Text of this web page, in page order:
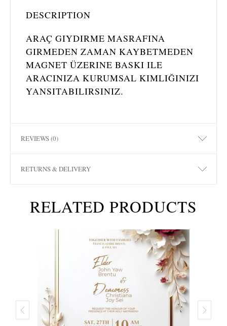
DESCRIPTION
ARAÇ GIYDIRME MASRAFINA
GIRMEDEN ZAMAN KAYBETMEDEN
MAGNET ÜZERINE BASKI ILE
ARACINIZA KURUMSAL KIMLIĞINIZI
YANSITABILIRSINIZ.
REVIEWS (0)
RETURNS & DELIVERY
RELATED PRODUCTS